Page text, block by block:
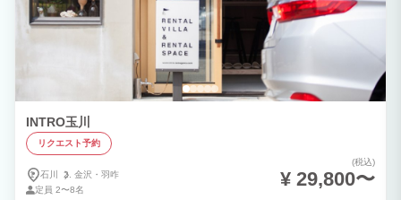
INTRO玉川
リクエスト予約
石川 金沢・ 羽咋
定員 2〜8名
(税込)
¥ 29,800〜